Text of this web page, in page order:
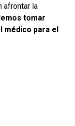
afrontar la
tomar
para el